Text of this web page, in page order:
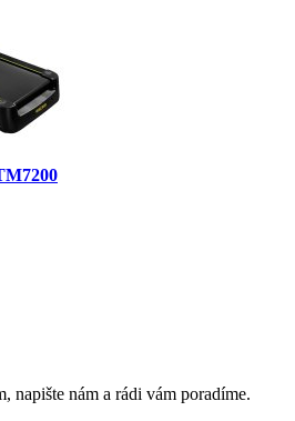
napište nám a rádi vám poradíme.